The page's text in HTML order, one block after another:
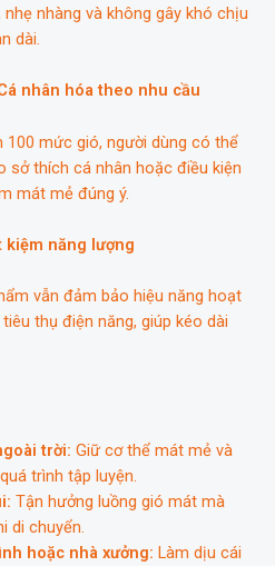
nhàng và không gây khó chịu
dài.
nhân hóa theo nhu cầu
100 mức gió, người dùng có thể
sở thích cá nhân hoặc điều kiện
mát mẻ đúng ý.
kiệm năng lượng
vẫn đảm bảo hiệu năng hoạt
thụ điện năng, giúp kéo dài
trời: Giữ cơ thể mát mẻ và
trình tập luyện.
Tận hưởng luồng gió mát mà
di chuyển.
hoặc nhà xưởng: Làm dịu cái